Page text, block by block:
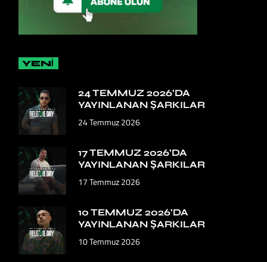
YENİ
24 TEMMUZ 2026’DA
YAYINLANAN ŞARKILAR
24 Temmuz 2026
17 TEMMUZ 2026’DA
YAYINLANAN ŞARKILAR
17 Temmuz 2026
10 TEMMUZ 2026’DA
YAYINLANAN ŞARKILAR
10 Temmuz 2026